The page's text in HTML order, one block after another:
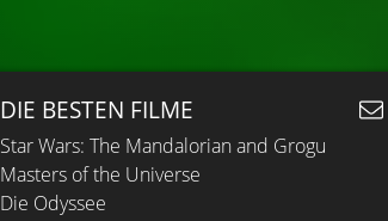
DIE BESTEN FILME
Star Wars: The Mandalorian and Grogu
Masters of the Universe
Die Odyssee